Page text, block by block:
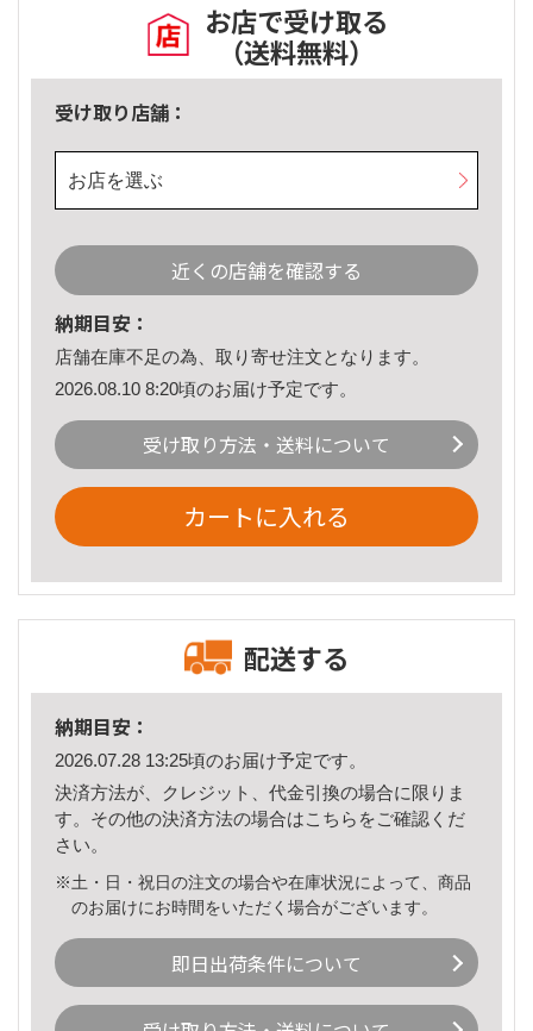
お店で受け取る
（送料無料）
受け取り店舗：
お店を選ぶ
近くの店舗を確認する
納期目安：
店舗在庫不足の為、取り寄せ注文となります。
2026.08.10 8:20頃のお届け予定です。
受け取り方法・送料について
カートに入れる
配送する
納期目安：
2026.07.28 13:25頃のお届け予定です。
決済方法が、クレジット、代金引換の場合に限りま
す。その他の決済方法の場合はこちら をご確認くだ
さい。
※土・日・祝日の注文の場合や在庫状況によって、商品
のお届けにお時間をいただく場合がございます。
即日出荷条件について